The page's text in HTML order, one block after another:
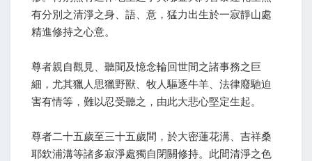
有分別之清淨之身、語、意，猛力出生於一寂靜山處
精進修持之心意。
尊者親自觀見、聽聞及憶念輪回世間之諸事務之巨
細，尤其獵人思獵野獸、牧人驅逐牛羊、法律廢馳迫
害有情等，難以忍受聽之，由此大悲心堅定生起。
尊者二十五歲至三十五歲間，於大密蓮花溝、吉祥桑
耶欽浦溝等諸多寂淨處獨自閉關修持。此間清淨之色